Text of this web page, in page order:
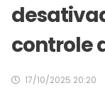
controle
17/10/2025 20:20